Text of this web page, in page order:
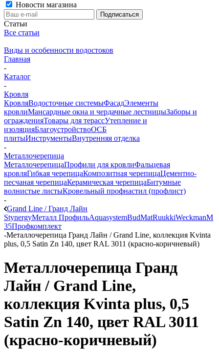
Новости магазина
Статьи
Все статьи
Виды и особенности водостоков
Главная
-
Каталог
-
Кровля
КровляВодосточные системыФасадЭлементы
кровлиМансардные окна и чердачные лестницыЗаборы и
огражденияТовары для терассУтепление и
изоляцияБлагоустройствоОСБ
плитыИнструментыВнутренняя отделка
-
Металлочерепица
МеталлочерепицаПрофили для кровлиФальцевая
кровляГибкая черепицаКомпозитная черепицаЦементно-
песчаная черепицаКерамическая черепицаБитумные
волнистые листыКровельный профнастил (профлист)
-
Grand Line / Гранд Лайн
StynergyМеталл ПрофильAquasystemBudMatRuukkiWeckmanМ
35Профкомплект
-Металлочерепица Гранд Лайн / Grand Line, коллекция Kvinta
plus, 0,5 Satin Zn 140, цвет RAL 3011 (красно-коричневый)
Металлочерепица Гранд
Лайн / Grand Line,
коллекция Kvinta plus, 0,5
Satin Zn 140, цвет RAL 3011
(красно-коричневый)